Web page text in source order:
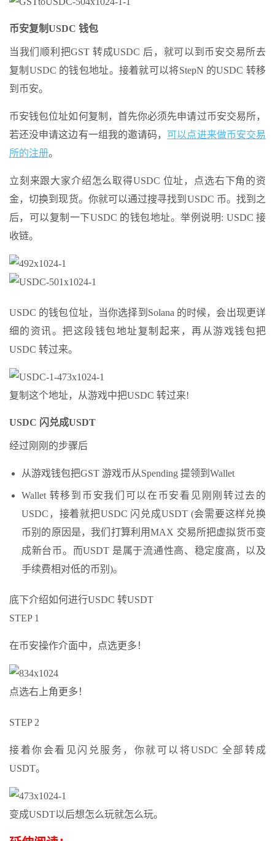
币安复制USDC 钱包
当我们顺利把GST 转成USDC 后，就可以到币安交易所去
复制USDC 的钱包地址。接着就可以将StepN 的USDC 转移
到币安。
币安钱包位址如何复制，首先你必须先申请过币安交易所，
若还没申请这边有一组我的邀请码， 可以点进来做币安交易
所的注册。
立刻来跟大家介绍怎么取得USDC 位址，点选右下角的资
金，切换到现货。你就可以通过搜寻找到USDC 币。找到之
后，可以复制一下USDC 的钱包地址。举例说明: USDC 接
收链。
USDC 的钱包位址，当你选择到Solana 的时候，会出现更详
细的资讯。把这段钱包地址复制起来，再从游戏钱包把
USDC 转过来。
复制这个地址，从游戏中把USDC 转过来!
USDC 闪兑成USDT
经过刚刚的步骤后
从游戏钱包把GST 游戏币从Spending 提领到Wallet
Wallet 转移到币安我们可以在币安看见刚刚转过去的
USDC，接着就把USDC 闪兑成USDT (会需要这样兑换
币别的原因是，我们打算利用MAX 交易所把虚拟货币变
成新台币。而USDT 是属于流通性高、稳定度高，以及
手续费相对低的币别)。
底下介绍如何进行USDC 转USDT
STEP 1
在币安操作介面中，点选更多！
点选右上角更多！
STEP 2
接着你会看见闪兑服务，你就可以将USDC 全部转成
USDT。
变成USDT以后想怎么玩就怎么玩。